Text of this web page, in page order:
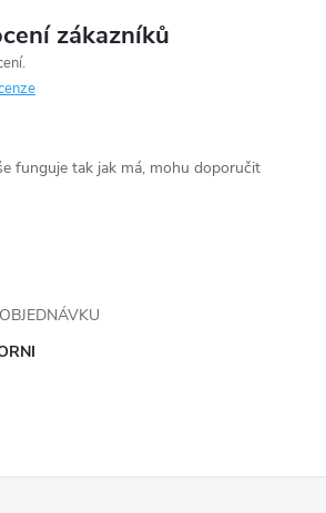
zákazníků
funguje tak jak má, mohu doporučit